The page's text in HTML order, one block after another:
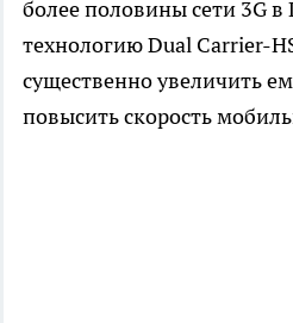
более половины сети 3G
технологию Dual Carrier-
существенно увеличить
повысить скорость